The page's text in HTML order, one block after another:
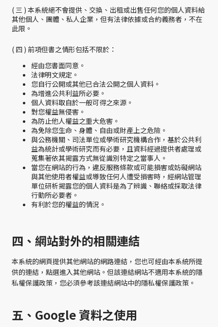
( 三 ) 本系統絕不會提供、交換、出租或出售任何您的個人資料給
其他個人、團體、私人企業，但有法律依據或合約義務者，不在
此限。
( 四 ) 前項但書之情形包括不限於：
經由您書面同意。
法律明文規定。
您自行公開或其他已合法公開之個人資料。
為增進公共利益所必要。
個人資料取自於一般可得之來源。
對您權益無侵害。
為防止他人權益之重大危害。
為免除您生命、身體、自由或財產上之危險。
與公務機關、司法單位或學術研究機構合作，基於公共利
益為統計或學術研究而有必要，且資料經過提供者處理或
蒐集著依其揭露方式無從識別特定之當事人。
當您在網站的行為，違反服務條款或可能損害或妨礙網站
與其他使用者權益或導致任何人遭受損害時，經網站管理
單位研析揭露您的個人資料是為了辨識、聯絡或採取法律
行動所必要者。
有利於您的權益的情況。
四、網站對外的相關連結
本系統的網頁提供其他網站的網路連結，您也可經由本系統所提
供的連結，點選進入其他網站。但該連結網站不適用本系統的隱
私權保護政策，您必須參考該連結網站中的隱私權保護政策。
五、Google 資料之使用